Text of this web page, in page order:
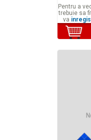
Pentru a
trebuie sa
va